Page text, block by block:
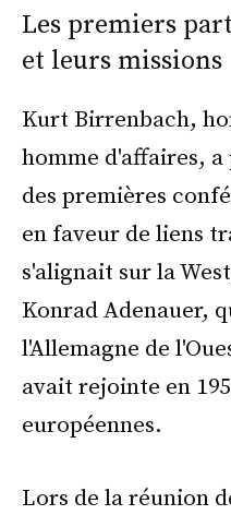
Les premiers
et leurs missions
Kurt Birrenbach,
homme d'affaires,
des premières
en faveur de liens
s'alignait sur la
Konrad Adenauer,
l'Allemagne de
avait rejointe en
européennes.
Lors de la réunion